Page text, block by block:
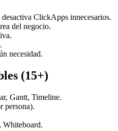
ClickApps innecesarios.
del negocio.
necesidad.
(15+)
Gantt, Timeline.
persona).